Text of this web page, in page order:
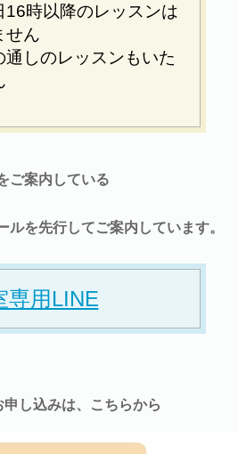
時以降のレッスンは
せん
しのレッスンもいた
ご案内している
ルを先行してご案内しています。
専用LINE
申し込みは、こちらから